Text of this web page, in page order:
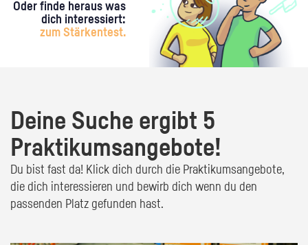
Oder finde heraus was
dich interessiert:
zum Stärkentest.
Deine Suche ergibt 5
Praktikumsangebote!
Du bist fast da! Klick dich durch die Praktikumsangebote,
die dich interessieren und bewirb dich wenn du den
passenden Platz gefunden hast.